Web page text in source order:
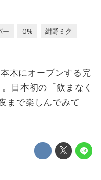
ー 0% 紺野ミク
木にオープンする完
日本初の「飲まなく
まで楽しんでみて